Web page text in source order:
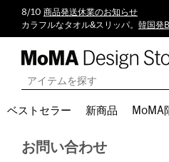
8/10 商品発送休業のお知らせ
カラフルなタオル&スリッパ。 韓国発
ベストセラー 新商品 MoMA
お問い合わせ